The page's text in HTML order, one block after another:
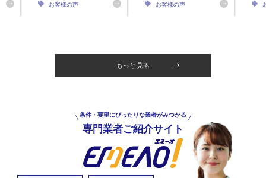
お客様の声 お客様の声
もっと見る
条件・要望にぴったりな業者がみつかる
専門業者ご紹介サイト